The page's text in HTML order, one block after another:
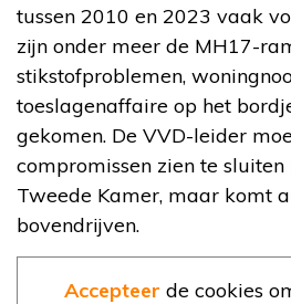
tussen 2010 en 2023 vaak
zijn onder meer de MH17-
stikstofproblemen,
toeslagenaffaire op het
gekomen. De VVD-leider
compromissen zien te
Tweede Kamer, maar komt
bovendrijven.
Accepteer de cookies